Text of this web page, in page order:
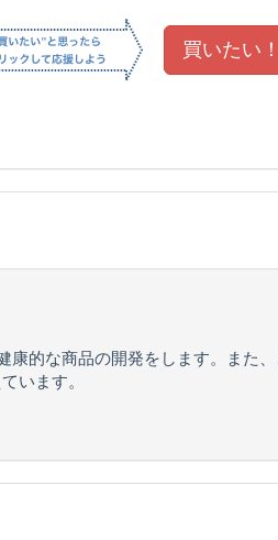
康的な商品の開発をします。また
います。